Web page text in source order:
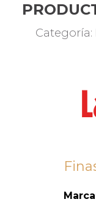
Categoría: